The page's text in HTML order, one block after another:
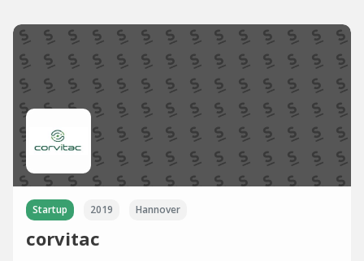
Startup 2019 Hannover
corvitac